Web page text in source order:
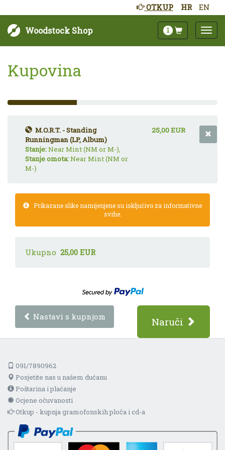
HR EN
OTKUP
Woodstock Shop 1
Kupovina
33%
Complete
M.O.R.T. - Standing
Runningman (LP, Album)
Stanje:Near Mint (NM or M-),
Stanje omota:Near Mint (NM or
M-)
25,00 EUR
Prikazane slike namijenjene su isključivo za informativne
svrhe.
Ukupno 25,00 EUR
Nastavi s kupnjom Naruči
091/7890962
Posjetite nas u našem dućanu
Poštarina i plaćanje
Ocjene očuvanosti
Otkup - kupnja gramofonskih ploča i cd-a